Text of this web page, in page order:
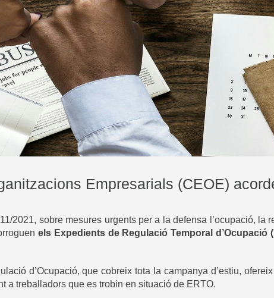
Empresarials (CEOE)
2021, sobre mesures urgents per a la defensa l’ocupació, la
els Expedients de Regulació Temporal d’Ocupació
d’Ocupació, que cobreix tota la campanya d’estiu,
a treballadors que es trobin en situació de ERTO.